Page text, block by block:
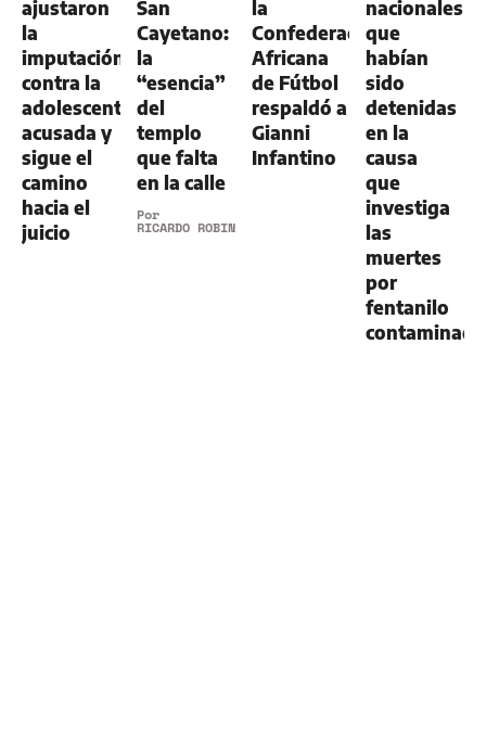
ajustaron
la
imputación
contra la
adolescente
acusada y
sigue el
camino
hacia el
juicio
San
Cayetano:
la
“esencia”
del
templo
que falta
en la calle
Por
RICARDO ROBINS
la
Confederación
Africana
de Fútbol
respaldó a
Gianni
Infantino
nacionales
que
habían
sido
detenidas
en la
causa
que
investiga
las
muertes
por
fentanilo
contaminado